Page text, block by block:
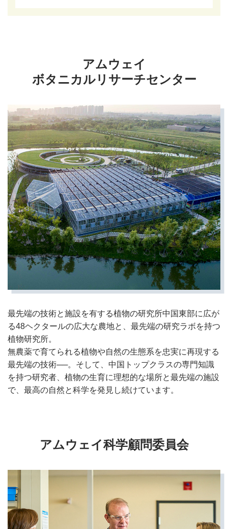
アムウェイ
ボタニカルリサーチセンター
最先端の技術と施設を有する植物の研究所中国東部に広が
る48ヘクタールの広大な農地と、最先端の研究ラボを持つ
植物研究所。
無農薬で育てられる植物や自然の生態系を忠実に再現する
最先端の技術──。そして、中国トップクラスの専門知識
を持つ研究者、植物の生育に理想的な場所と最先端の施設
で、最高の自然と科学を発見し続けています。
アムウェイ科学顧問委員会